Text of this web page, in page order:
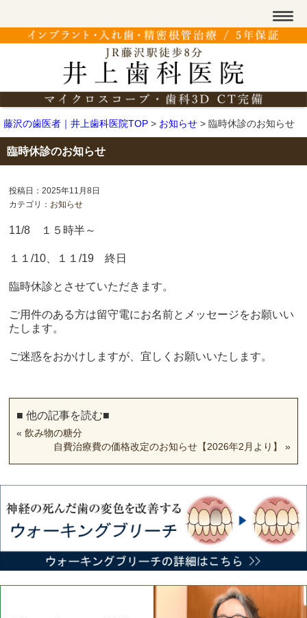
藤沢の歯医者｜井上歯科医院TOP > お知らせ > 臨時休診のお知らせ
臨時休診のお知らせ
投稿日：2025年11月8日
カテゴリ： お知らせ
11/8 １５時半～
１１/10、１１/19 終日
臨時休診とさせていただきます。
ご用件のある方は留守電にお名前とメッセージをお願いい
たします。
ご迷惑をおかけしますが、宜しくお願いいたします。
■ 他の記事を読む■
«飲み物の糖分
自費治療費の価格改定のお知らせ【2026年2月より】
»